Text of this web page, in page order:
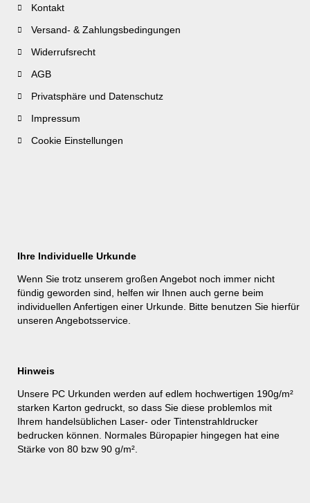
Kontakt
Versand- & Zahlungsbedingungen
Widerrufsrecht
AGB
Privatsphäre und Datenschutz
Impressum
Cookie Einstellungen
Ihre Individuelle Urkunde
Wenn Sie trotz unserem großen Angebot noch immer nicht
fündig geworden sind, helfen wir Ihnen auch gerne beim
individuellen Anfertigen einer Urkunde. Bitte benutzen Sie hierfür
unseren Angebotsservice
Hinweis
Unsere PC Urkunden werden auf edlem hochwertigen 190g/m²
starken Karton gedruckt, so dass Sie diese problemlos mit
Ihrem handelsüblichen Laser- oder Tintenstrahldrucker
bedrucken können. Normales Büropapier hingegen hat eine
Stärke von 80 bzw 90 g/m².